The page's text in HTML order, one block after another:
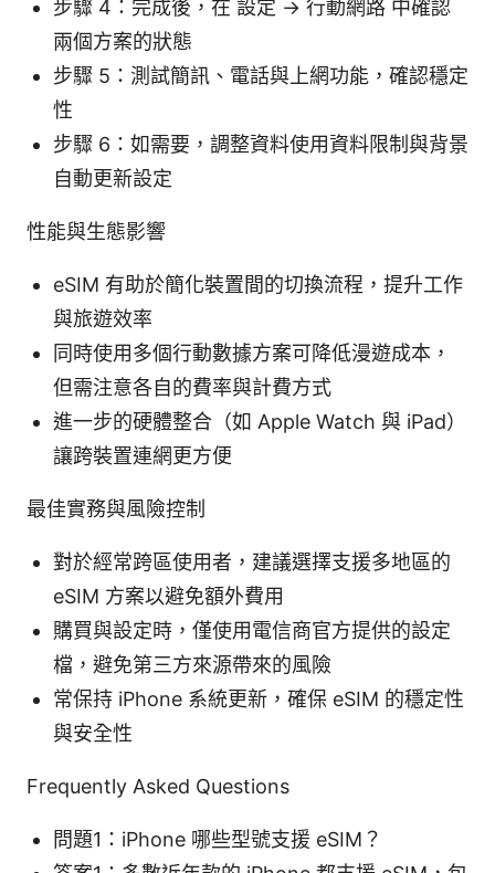
步驟 4：完成後，在 設定 -> 行動網路 中確認
兩個方案的狀態
步驟 5：測試簡訊、電話與上網功能，確認穩定
性
步驟 6：如需要，調整資料使用資料限制與背景
自動更新設定
性能與生態影響
eSIM 有助於簡化裝置間的切換流程，提升工作
與旅遊效率
同時使用多個行動數據方案可降低漫遊成本，
但需注意各自的費率與計費方式
進一步的硬體整合（如 Apple Watch 與 iPad）
讓跨裝置連網更方便
最佳實務與風險控制
對於經常跨區使用者，建議選擇支援多地區的
eSIM 方案以避免額外費用
購買與設定時，僅使用電信商官方提供的設定
檔，避免第三方來源帶來的風險
常保持 iPhone 系統更新，確保 eSIM 的穩定性
與安全性
Frequently Asked Questions
問題1：iPhone 哪些型號支援 eSIM？